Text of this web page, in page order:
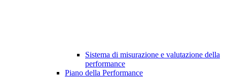
Sistema di misurazione e valutazione della
performance
Piano della Performance